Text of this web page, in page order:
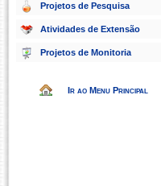
Projetos de Pesquisa
Atividades de Extensão
Projetos de Monitoria
Ir ao Menu Principal